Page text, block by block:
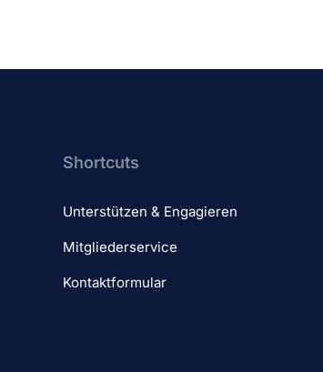
Shortcuts
Unterstützen & Engagieren
Mitgliederservice
Kontaktformular